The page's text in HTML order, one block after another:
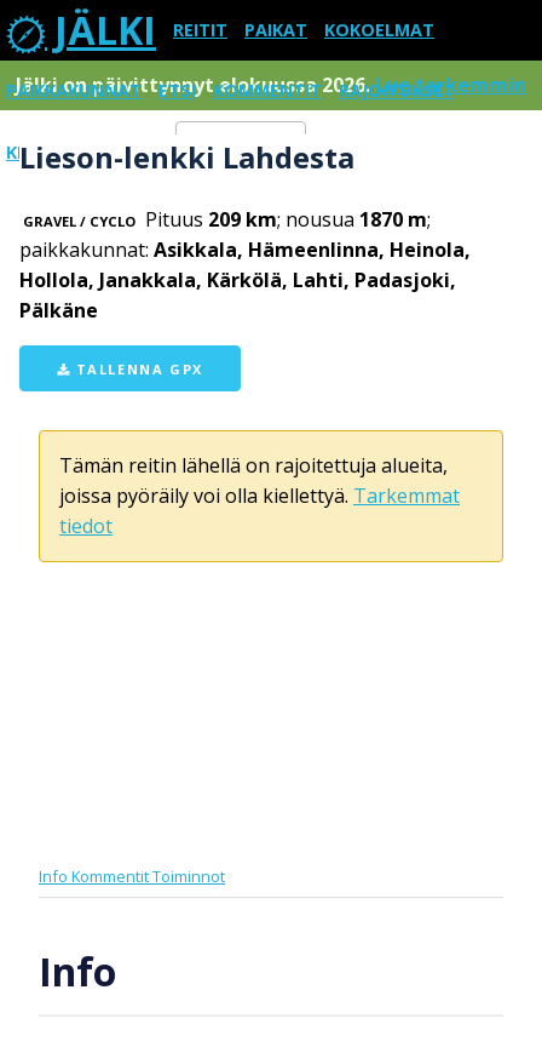
JÄLKI REITIT PAIKAT KOKOELMAT
PAIKKAKUNNAT ETSI KOMMENTIT RAJOITUKSET
KIRJAUDU SISÄÄN Menu
Jälki on päivittynnyt elokuussa 2026.Lue tarkemmin
Lieson-lenkki Lahdesta
GRAVEL / CYCLO Pituus 209 km; nousua 1870 m;
paikkakunnat: Asikkala, Hämeenlinna, Heinola,
Hollola, Janakkala, Kärkölä, Lahti, Padasjoki,
Pälkäne
TALLENNA GPX
Tämän reitin lähellä on rajoitettuja alueita,
joissa pyöräily voi olla kiellettyä. Tarkemmat
tiedot
Info KommentitToiminnot
Info